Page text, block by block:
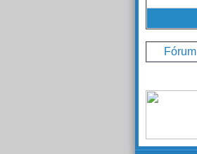
Fórum